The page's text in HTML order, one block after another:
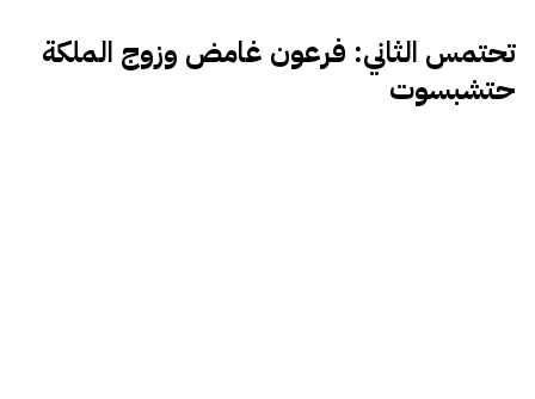
تحتمس الثاني: فرعون غامض وزوج الملكة
حتشبسوت